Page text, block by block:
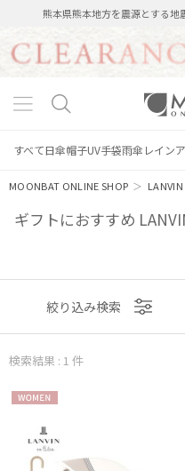
熊本県熊本地方を震源とする地
すべて日傘帽子UV手袋雨傘 レイン
MOONBAT ONLINE SHOP ＞
ギフトにおすすめ
カテゴリー
表示
おすすめ
価格の高い
絞り込み検索
検索結果 : 1 件